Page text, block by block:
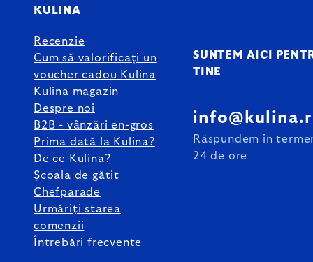
KULINA
Recenzie
Cum să valorificați un
voucher cadou Kulina
Kulina magazin
Despre noi
B2B - vânzări en-gros
Prima dată la Kulina?
De ce Kulina?
Școala de gătit
Chefparade
Urmăriți starea
comenzii
Întrebări frecvente
SUNTEM AICI
TINE
Răspundem în
24 de ore